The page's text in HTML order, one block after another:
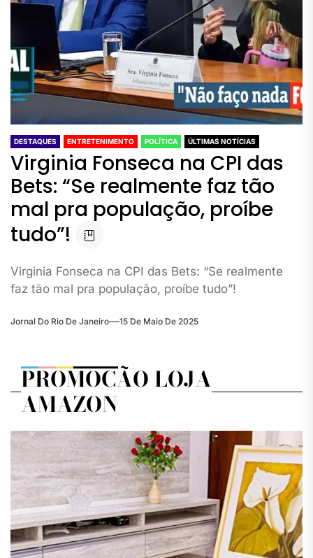
DESTAQUES ENTRETENIMENTO POLÍTICA ÚLTIMAS NOTÍCIAS
Virginia Fonseca na CPI das
Bets: “Se realmente faz tão
mal pra população, proíbe
tudo”!
Virginia Fonseca na CPI das Bets: “Se realmente
faz tão mal pra população, proíbe tudo”!
Jornal Do Rio De Janeiro 15 De Maio De 2025
PROMOÇÃO LOJA
AMAZON